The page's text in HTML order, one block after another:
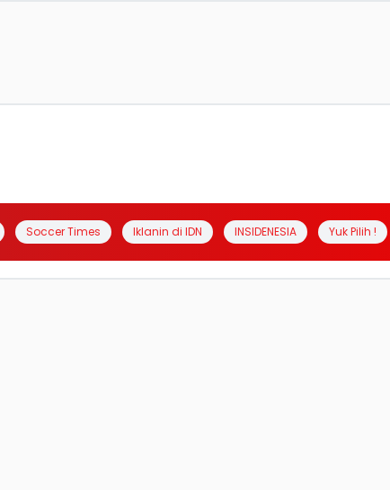
Soccer Times Iklanin di IDN INSIDENESIA Yuk Pilih !